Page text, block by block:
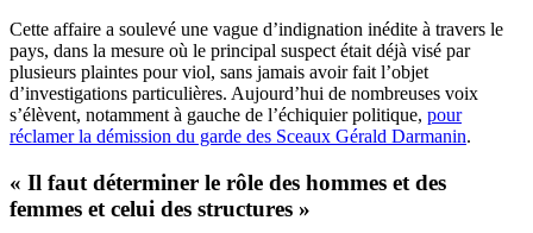
Cette affaire a soulevé une vague d’indignation inédite à travers le
pays, dans la mesure où le principal suspect était déjà visé par
plusieurs plaintes pour viol, sans jamais avoir fait l’objet
d’investigations particulières. Aujourd’hui de nombreuses voix
s’élèvent, notamment à gauche de l’échiquier politique, pour
réclamer la démission du garde des Sceaux Gérald Darmanin.
« Il faut déterminer le rôle des hommes et des
femmes et celui des structures »